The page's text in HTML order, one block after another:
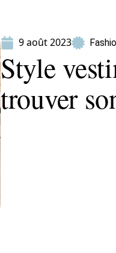
9 août 2023
Style
trouver